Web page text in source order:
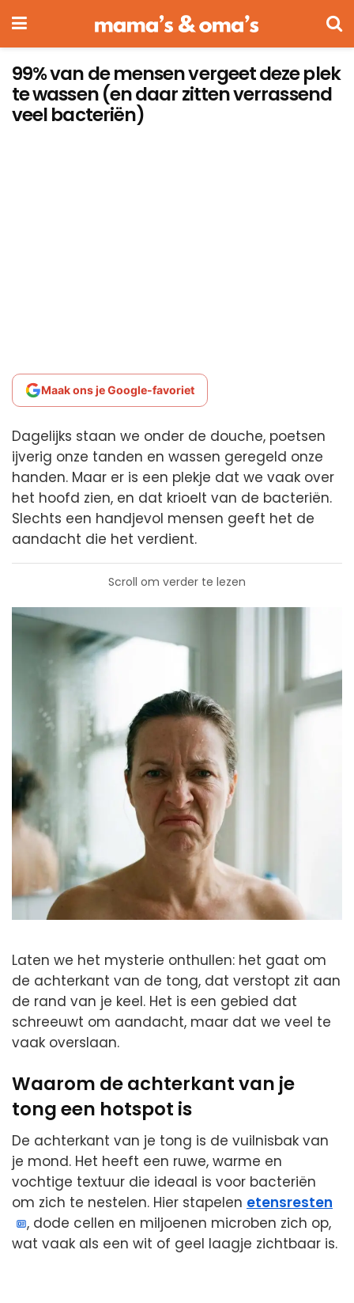
99% van de mensen vergeet deze plek
te wassen (en daar zitten verrassend
veel bacteriën)
Maak ons je Google-favoriet
Dagelijks staan we onder de douche, poetsen
ijverig onze tanden en wassen geregeld onze
handen. Maar er is een plekje dat we vaak over
het hoofd zien, en dat krioelt van de bacteriën.
Slechts een handjevol mensen geeft het de
aandacht die het verdient.
Scroll om verder te lezen
Laten we het mysterie onthullen: het gaat om
de achterkant van de tong, dat verstopt zit aan
de rand van je keel. Het is een gebied dat
schreeuwt om aandacht, maar dat we veel te
vaak overslaan.
Waarom de achterkant van je
tong een hotspot is
De achterkant van je tong is de vuilnisbak van
je mond. Het heeft een ruwe, warme en
vochtige textuur die ideaal is voor bacteriën
om zich te nestelen. Hier stapelen etensresten
, dode cellen en miljoenen microben zich op,
wat vaak als een wit of geel laagje zichtbaar is.